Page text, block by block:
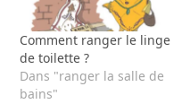
Comment ranger le linge
de toilette ?
Dans "ranger la salle de
bains"